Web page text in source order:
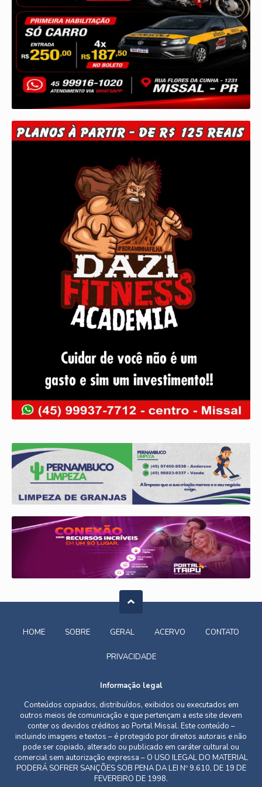
HOME SOBRE GERAL ACERVO CONTATO
PRIVACIDADE
Informação legal
Conteúdos copiados, distribuídos, exibidos ou executados em
outros meios de comunicação e que pertençam a este site devem
conter os devidos créditos ao Portal Missal. Este conteúdo –
incluindo imagens e textos – é protegido por direitos autorais e não
pode ser copiado, alterado ou publicado em caráter cultural ou
comercial sem autorização expressa – O USO ILEGAL DO MATERIAL
PODERÁ SOFRER SANÇÕES SOB PENA DA LEI Nº 9.610, DE 19 DE
FEVEREIRO DE 1998.